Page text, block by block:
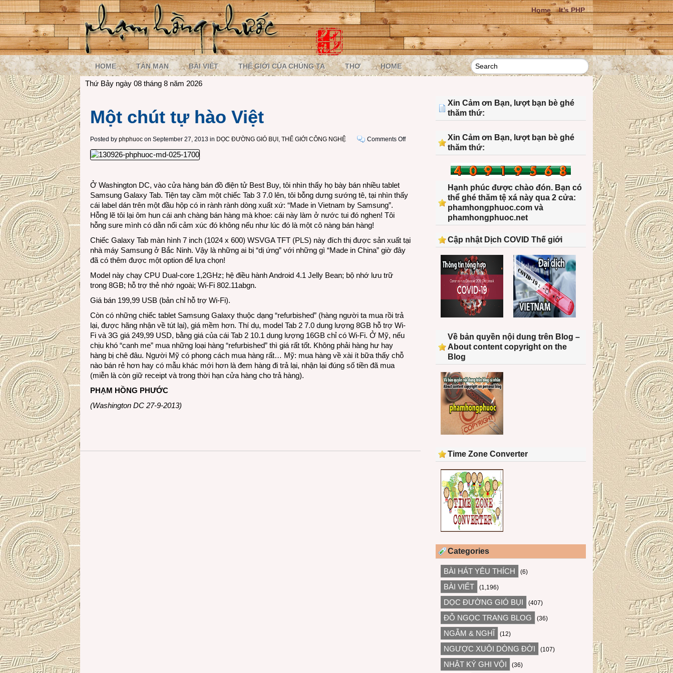
Home It’s PHP
HOME TẢN MẠN BÀI VIẾT THẾ GIỚI CỦA CHÚNG TA THƠ HOME
Thứ Bảy ngày 08 tháng 8 năm 2026
Một chút tự hào Việt
Posted by phphuoc on September 27, 2013 in DỌC ĐƯỜNG GIÓ BỤI , THẾ GIỚI CÔNG NGHỆ Comments Offon
Ở Washington DC, vào cửa hàng bán đồ điện tử Best Buy, tôi nhìn thấy họ bày bán nhiều tablet
Samsung Galaxy Tab. Tiện tay cầm một chiếc Tab 3 7.0 lên, tôi bỗng dưng sướng tê, tại nhìn thấy
cái label dán trên một đầu hộp có in rành rành dòng xuất xứ: “Made in Vietnam by Samsung”.
Hỗng lẽ tôi lại ôm hun cái anh chàng bán hàng mà khoe: cái này làm ở nước tui đó nghen! Tôi
hỗng sure mình có dằn nổi cảm xúc đó không nếu như lúc đó là một cô nàng bán hàng!
Chiếc Galaxy Tab màn hình 7 inch (1024 x 600) WSVGA TFT (PLS) này đích thị được sản xuất tại
nhà máy Samsung ở Bắc Ninh. Vậy là những ai bị “dị ứng” với những gì “Made in China” giờ đây
đã có thêm được một option để lựa chọn!
Model này chạy CPU Dual-core 1,2GHz; hệ điều hành Android 4.1 Jelly Bean; bộ nhớ lưu trữ
trong 8GB; hỗ trợ thẻ nhớ ngoài; Wi-Fi 802.11abgn.
Giá bán 199,99 USB (bản chỉ hỗ trợ Wi-Fi).
Còn có những chiếc tablet Samsung Galaxy thuộc dạng “refurbished” (hàng người ta mua rồi trả
lại, được hãng nhận về tút lại), giá mềm hơn. Thí dụ, model Tab 2 7.0 dung lượng 8GB hỗ trợ Wi-
Fi và 3G giá 249,99 USD, bằng giá của cái Tab 2 10.1 dung lượng 16GB chỉ có Wi-Fi. Ở Mỹ, nếu
chịu khó “canh me” mua những loại hàng “refurbished” thì giá rất tốt. Không phải hàng hư hay
hàng bị chê đâu. Người Mỹ có phong cách mua hàng rất… Mỹ: mua hàng về xài ít bữa thấy chỗ
nào bán rẻ hơn hay có mẫu khác mới hơn là đem hàng đi trả lại, nhận lại đúng số tiền đã mua
(miễn là còn giữ receipt và trong thời hạn cửa hàng cho trả hàng).
PHẠM HỒNG PHƯỚC
(Washington DC 27-9-2013)
Xin Cảm ơn Bạn, lượt bạn bè ghé
thăm thứ:
Xin Cảm ơn Bạn, lượt bạn bè ghé
thăm thứ:
Hạnh phúc được chào đón. Bạn có
thể ghé thăm tệ xá này qua 2 cửa:
phamhongphuoc.com và
phamhongphuoc.net
Cập nhật Dịch COVID Thế giới
Về bản quyền nội dung trên Blog –
About content copyright on the
Blog
Time Zone Converter
Categories
BÀI HÁT YÊU THÍCH (6)
BÀI VIẾT (1,196)
DỌC ĐƯỜNG GIÓ BỤI (407)
ĐỖ NGỌC TRANG BLOG (36)
NGẪM & NGHĨ (12)
NGƯỢC XUÔI DÒNG ĐỜI (107)
NHẬT KÝ GHI VỘI (36)